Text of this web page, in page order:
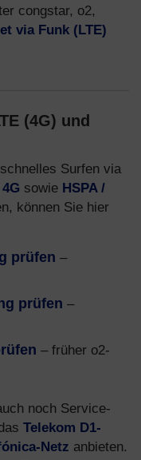
congstar, o2,
via Funk (LTE)
(4G) und
Surfen via
sowie HSPA /
können Sie hier
prüfen –
prüfen –
– früher o2-
noch Service-
Telekom D1-
Netz anbieten.